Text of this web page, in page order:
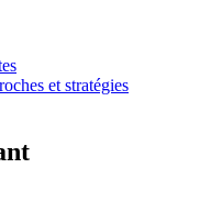
et stratégies